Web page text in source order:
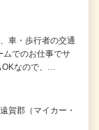
車・歩行者の交通
ムでのお仕事でサ
OKなので、…
賀郡（マイカー・